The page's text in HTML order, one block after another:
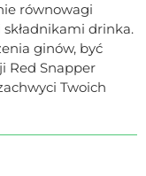
równowagi
drinka.
ginów, być
Red Snapper
Twoich